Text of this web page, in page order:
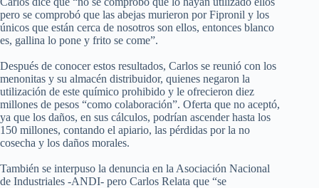
pero se comprobó que las abejas murieron por Fipronil y los
únicos que están cerca de nosotros son ellos, entonces blanco
es, gallina lo pone y frito se come”.
Después de conocer estos resultados, Carlos se reunió con los
menonitas y su almacén distribuidor, quienes negaron la
utilización de este químico prohibido y le ofrecieron diez
millones de pesos “como colaboración”. Oferta que no aceptó,
ya que los daños, en sus cálculos, podrían ascender hasta los
150 millones, contando el apiario, las pérdidas por la no
cosecha y los daños morales.
También se interpuso la denuncia en la Asociación Nacional
de Industriales -ANDI- pero Carlos Relata que “se